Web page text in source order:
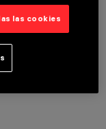
las cookies